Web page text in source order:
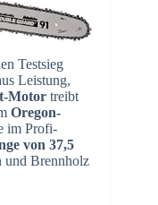
Testsieg
Leistung,
Motor treibt
Oregon-
im Profi-
von 37,5
und Brennholz